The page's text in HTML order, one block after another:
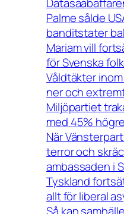
Palme sålde
banditstater
Mariam vill
för Svenska
Våldtäkter
ner och
Miljöpartiet
med 45%
När
terror och
ambassaden i
Tyskland
allt för liberal
Så kan